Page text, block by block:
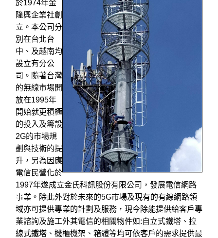
於1974年金
隆興企業社創
立。本公司分
別在台北台
中、及越南均
設立有分公
司。隨著台灣
的無線市場開
放在1995年
開始就更積極
的投入及籌設
2G的市場規
劃與技術的提
升，另為因應
電信民營化於
1997年遂成立金氏科訊股份有限公司，發展電信網路
事業。 除此外對於未來的5G市場及現有的有線網路領
域亦可提供專業的計劃及服務 ， 現今除能提供給客戶專
業諮詢及施工外其電信的相關物件如:自立式鐵塔、拉
線式鐵塔、機櫃機架、箱體等均可依客戶的需求提供最